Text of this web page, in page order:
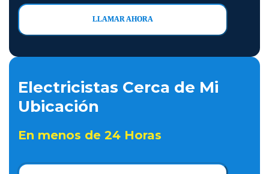
LLAMAR AHORA
Electricistas Cerca de Mi
Ubicación
En menos de 24 Horas